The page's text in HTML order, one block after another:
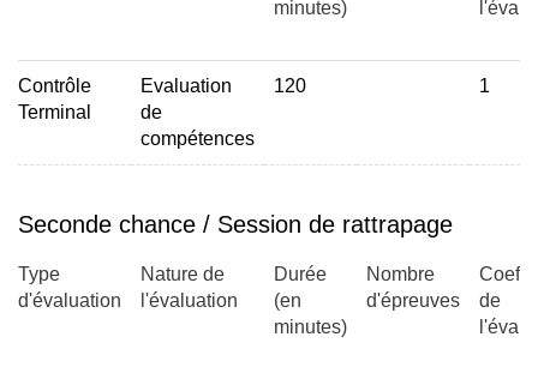
minutes)
Contrôle
Terminal
Evaluation
de
compétences
120 1
Seconde chance / Session de rattrapage
Type
d'évaluation
Nature de
l'évaluation
Durée
(en
minutes)
Nombre
d'épreuves
de